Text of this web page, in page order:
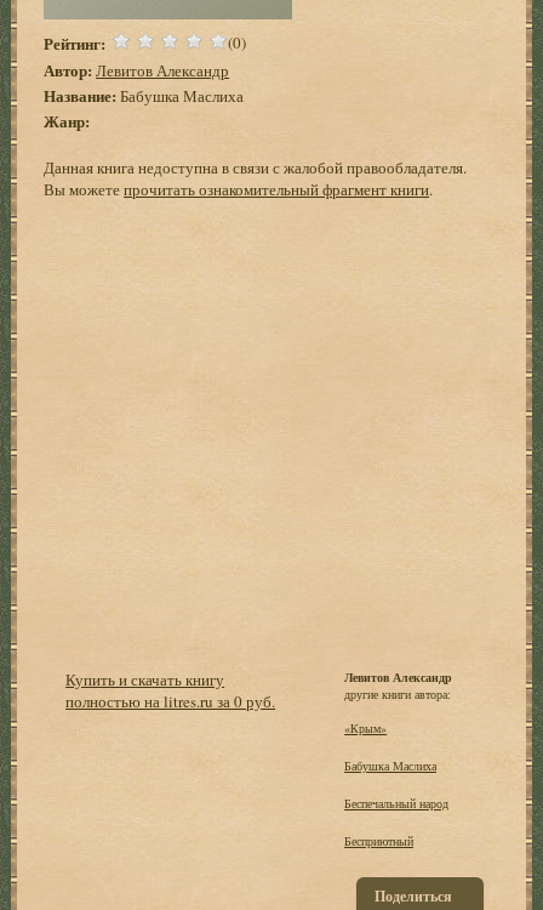
Рейтинг: (0)
Автор: Левитов Александр
Название: Бабушка Маслиха
Жанр:
Данная книга недоступна в связи с жалобой правообладателя.
Вы можетепрочитать ознакомительный фрагмент книги.
Купить и скачать книгу
полностью на litres.ru за 0 руб.
Левитов Александр
другие книги автора:
«Крым»
Бабушка Маслиха
Беспечальный народ
Бесприютный
Поделиться